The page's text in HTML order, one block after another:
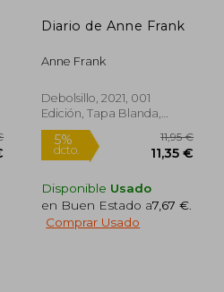
dcto.
Diario de Anne Frank
Anne Frank
Debolsillo, 2021, 001
Edición, Tapa Blanda,
Nuevo
Disponible Usado
en Buen Estado a7,67 €
Comprar Usado